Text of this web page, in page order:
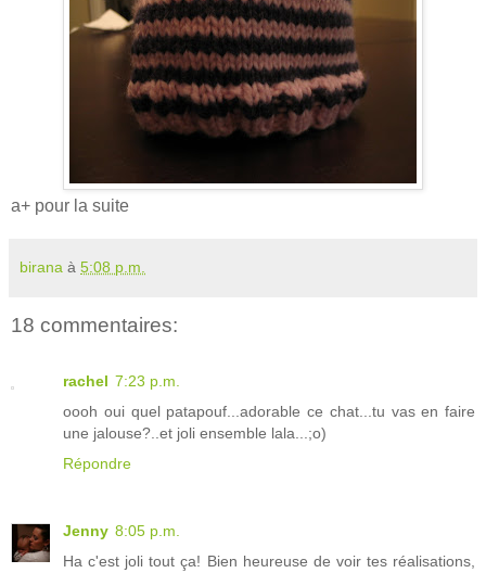
a+ pour la suite
birana à 5:08 p.m.
18 commentaires:
rachel 7:23 p.m.
oooh oui quel patapouf...adorable ce chat...tu vas en faire
une jalouse?..et joli ensemble lala...;o)
Répondre
Jenny 8:05 p.m.
Ha c'est joli tout ça! Bien heureuse de voir tes réalisations,